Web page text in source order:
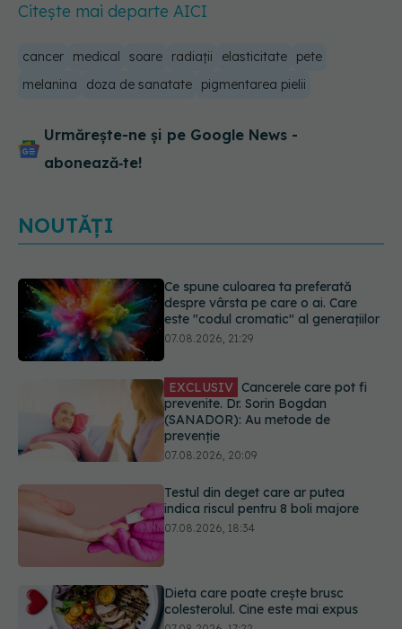
Citește mai departe AICI
cancer medical soare radiații elasticitate
pete
melanina
doza de sanatate pigmentarea pielii
Urmărește-ne și pe Google News -
abonează‑te!
NOUTĂȚI
EXCLUSIV Cancerele care pot fi
prevenite. Dr. Sorin Bogdan
(SANADOR): Au metode de
prevenție
Testul din deget care ar putea
indica riscul pentru 8 boli majore
07.08.2026, 18:34
Dieta care poate crește brusc
colesterolul. Cine este mai expus
07.08.2026, 17:22
PNRR: 174 de milioane de lei pentru
sănătate într-o singură săptămână.